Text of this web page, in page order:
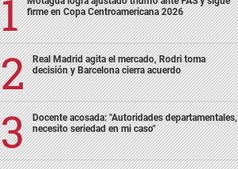
firme en Copa Centroamericana 2026
Real Madrid agita el mercado, Rodri toma
decisión y Barcelona cierra acuerdo
Docente acosada: "Autoridades departamentales,
necesito seriedad en mi caso"